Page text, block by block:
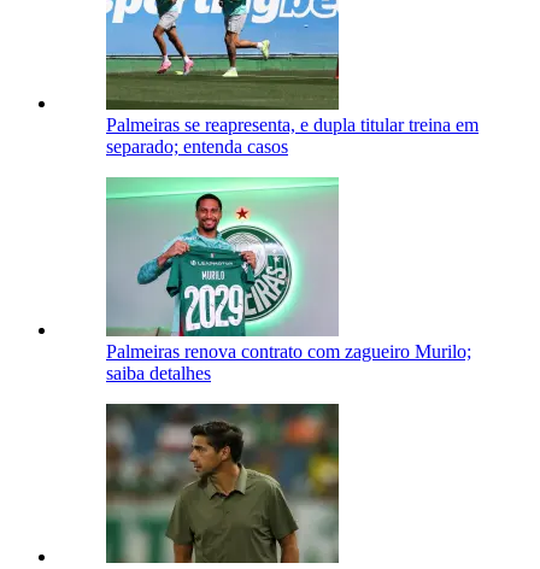
Palmeiras se reapresenta, e dupla titular treina em
separado; entenda casos
Palmeiras renova contrato com zagueiro Murilo;
saiba detalhes